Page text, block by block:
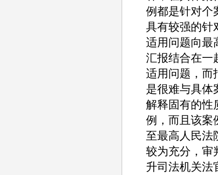
例都是针对个
具有较强的针
适用问题向最
汇报结合在一
适用问题，而
是很难与具体
解释固有的性
例，而且该案
至最高人民法
较为充分，审
升司法机关法